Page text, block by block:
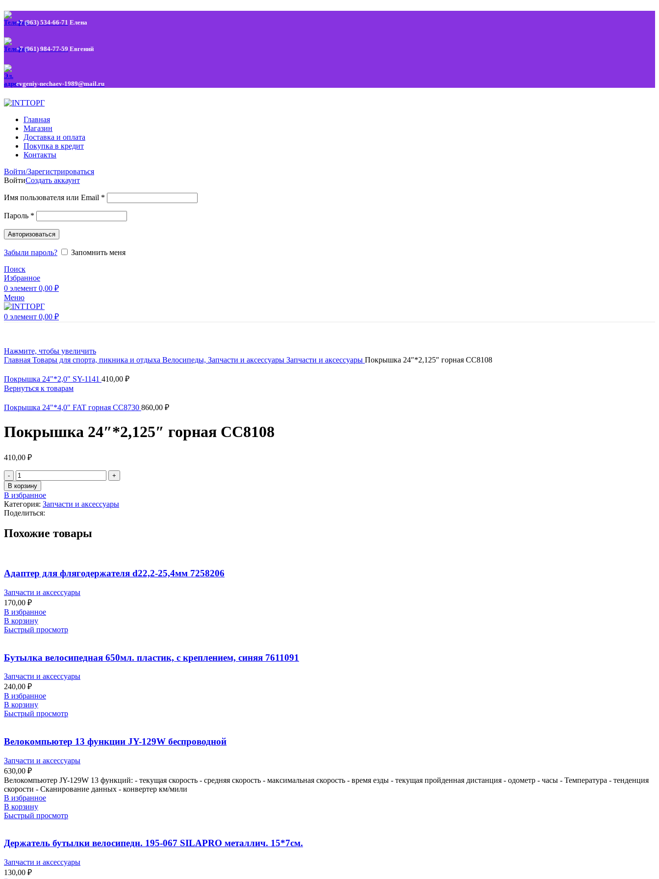
+7 (963) 534-66-71 Елена
+7 (961) 984-77-59 Евгений
evgeniy-nechaev-1989@mail.ru
Главная
Магазин
Доставка и оплата
Покупка в кредит
Контакты
Войти/Зарегистрироваться
ВойтиСоздать аккаунт
Имя пользователя или Email *
Пароль *
Авторизоваться
Забыли пароль?
Запомнить меня
Поиск
Избранное
0 элемент 0,00 ₽
Меню
0 элемент 0,00 ₽
Нажмите, чтобы увеличить
Главная Товары для спорта, пикника и отдыха Велосипеды, Запчасти и аксессуары Запчасти и аксессуары Покрышка 24″*2,125″ горная СС8108
Покрышка 24"*2,0" SY-1141 410,00 ₽
Вернуться к товарам
Покрышка 24"*4,0" FAT горная СС8730 860,00 ₽
Покрышка 24″*2,125″ горная СС8108
410,00 ₽
В корзину
В избранное
Категория: Запчасти и аксессуары
Поделиться:
Похожие товары
Адаптер для флягодержателя d22,2-25,4мм 7258206
Запчасти и аксессуары
170,00 ₽
В избранное
В корзину
Быстрый просмотр
Бутылка велосипедная 650мл. пластик, с креплением, синяя 7611091
Запчасти и аксессуары
240,00 ₽
В избранное
В корзину
Быстрый просмотр
Велокомпьютер 13 функции JY-129W беспроводной
Запчасти и аксессуары
630,00 ₽
Велокомпьютер JY-129W 13 функций: - текущая скорость - средняя скорость - максимальная скорость - время езды - текущая пройденная дистанция - одометр - часы - Температура - тенденция
скорости - Сканирование данных - конвертер км/мили
В избранное
В корзину
Быстрый просмотр
Держатель бутылки велосипедн. 195-067 SILAPRO металлич. 15*7см.
Запчасти и аксессуары
130,00 ₽